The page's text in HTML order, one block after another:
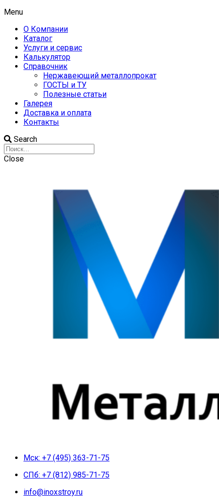
Menu
О Компании
Каталог
Услуги и сервис
Калькулятор
Справочник
Нержавеющий металлопрокат
ГОСТЫ и ТУ
Полезные статьи
Галерея
Доставка и оплата
Контакты
Search
Close
Мск: +7 (495) 363-71-75
СПб: +7 (812) 985-71-75
info@inoxstroy.ru